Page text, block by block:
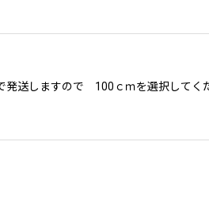
発送しますので 100ｃｍを選択してく